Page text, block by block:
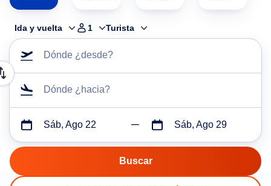
Ida y vuelta 1 Turista
Dónde ¿desde?
Dónde ¿hacia?
Sáb, Ago 22 Sáb, Ago 29